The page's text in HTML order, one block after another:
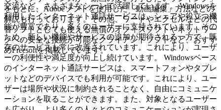
交流など、さまざまなシーンで活躍しています。 Windowsを
利用したインターネット通話サービスは、シェアや役立つ機
能が豊富であり、多くのユーザーに支持されています。その
ため、新しい機能やサービスの追加が期待される一方で、既
存のサービスも常に改善されています。これにより、ユーザ
ーの利便性や満足度が向上し続けています。 Windowsベース
のインターネット通話サービスは、スマートフォンやタブレ
ットなどのデバイスでも利用が可能です。これにより、ユー
ザーは場所や状況に制約されることなく、自由にコミュニケ
ーションを取ることができます。また、対象となるユーザー
をもとに、Adobeソフトを使用した「動画編集」方法などの
解説も行っております。その他、ワードやエクセルなどの代
替ソフトとしても使える無償のオフィスソフトやネットワー
クへの安全な接続が可能なクライアントソフトなど、おすす
めFreesoftを掲載しています。